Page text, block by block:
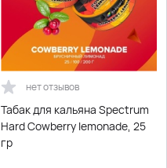
нет отзывов
Табак для кальяна Spectrum
Hard Cowberry lemonade, 25
гр